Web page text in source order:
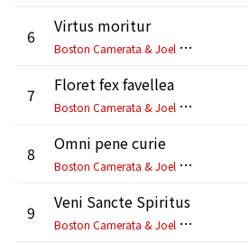
6
Virtus moritur
B
oston Camerata & Joel Cohen
7
Floret fex favellea
B
oston Camerata & Joel Cohen
8
Omni pene curie
B
oston Camerata & Joel Cohen
9
Veni Sancte Spiritus
B
oston Camerata & Joel Cohen